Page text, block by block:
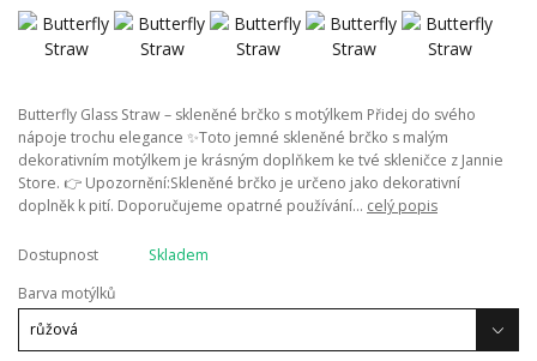
Butterfly Glass Straw – skleněné brčko s motýlkem Přidej do svého
nápoje trochu elegance ✨Toto jemné skleněné brčko s malým
dekorativním motýlkem je krásným doplňkem ke tvé skleničce z Jannie
Store. 👉 Upozornění:Skleněné brčko je určeno jako dekorativní
doplněk k pití. Doporučujeme opatrné používání... celý popis
Dostupnost
Skladem
Barva motýlků